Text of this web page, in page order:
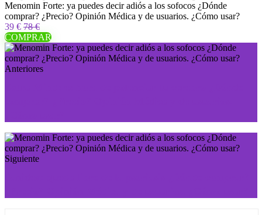
Menomin Forte: ya puedes decir adiós a los sofocos ¿Dónde
comprar? ¿Precio? Opinión Médica y de usuarios. ¿Cómo usar?
39 € 78 €
COMPRAR
Anteriores
Siguiente